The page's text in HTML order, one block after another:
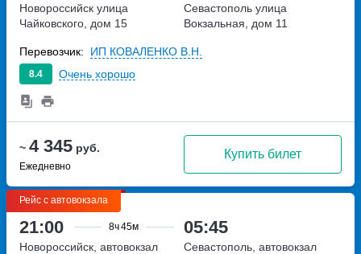
~ 4 345 руб.
Ежедневно
Купить билет
Новороссийск улица
Чайковского, дом 15
Севастополь улица
Вокзальная, дом 11
8.4 Очень хорошо
Перевозчик: ИП КОВАЛЕНКО В.Н.
Рейс с автовокзала
21:00 8ч45м 05:45
Новороссийск, автовокзал
Севастополь, автовокзал